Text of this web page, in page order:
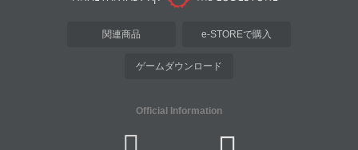
関連商品 e-STOREで購入
ゲームダウンロード
Official Information